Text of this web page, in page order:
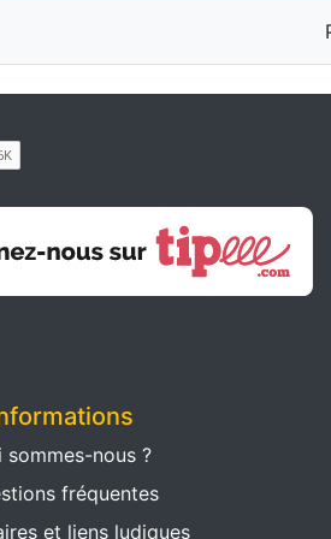
sommes-nous ?
fréquentes
et liens ludiques